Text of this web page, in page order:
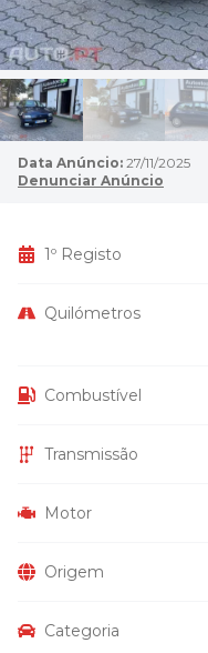
Data Anúncio: 27/11/2025
Denunciar Anúncio
1º Registo
Quilómetros
Combustível
Transmissão
Motor
Origem
Categoria